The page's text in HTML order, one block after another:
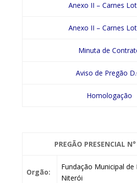
Anexo II – Carnes
Anexo II – Carnes
Minuta de
Aviso de Pregão
Homologação
PREGÃO PRESENCIAL
Orgão:
Fundação Municipal de
Niterói